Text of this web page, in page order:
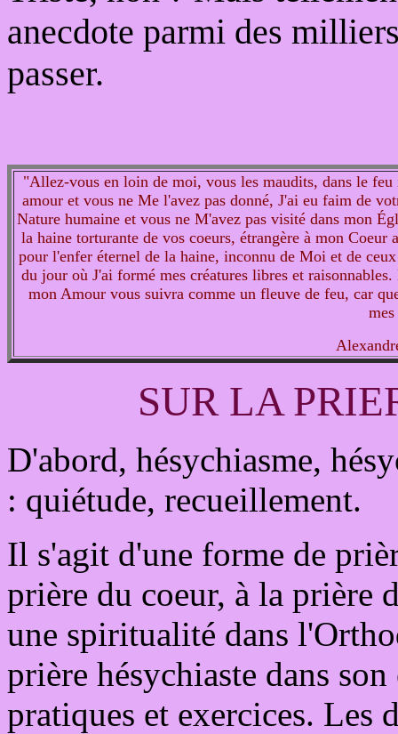
anecdote parmi des
passer.
"Allez-vous en loin de moi, vous les maudits, dans le
amour et vous ne Me l'avez pas donné, J'ai eu faim de
Nature humaine et vous ne M'avez pas visité dans mon
la haine torturante de vos coeurs, étrangère à mon
pour l'enfer éternel de la haine, inconnu de Moi et de
du jour où J'ai formé mes créatures libres et
mon Amour vous suivra comme un fleuve de feu, car
SUR LA
D'abord, hésychiasme,
: quiétude, recueillement.
Il s'agit d'une forme de
prière du coeur, à la prière
une spiritualité dans
prière hésychiaste dans
pratiques et exercices. Les